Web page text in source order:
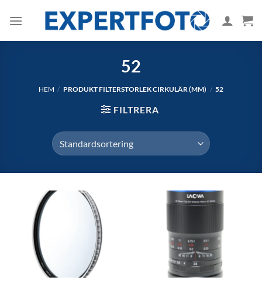
52
HEM / PRODUKT FILTERSTORLEK CIRKULÄR (MM) / 52
FILTRERA